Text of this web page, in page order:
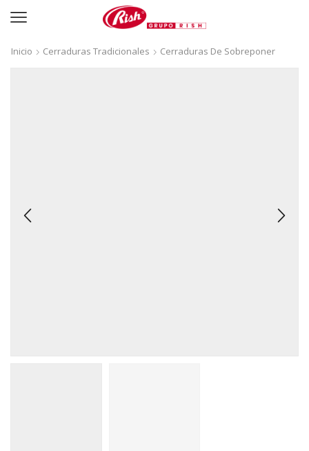
Inicio Cerraduras Tradicionales Cerraduras De Sobreponer